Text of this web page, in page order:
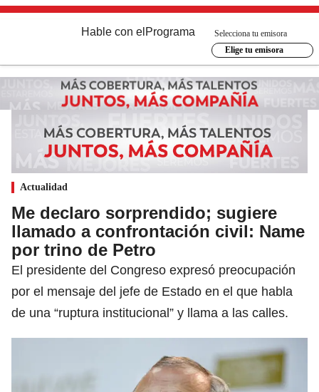
Hable con el Programa
Selecciona tu emisora
Elige tu emisora
Actualidad
Me declaro sorprendido; sugiere
llamado a confrontación civil: Name
por trino de Petro
El presidente del Congreso expresó preocupación
por el mensaje del jefe de Estado en el que habla
de una “ruptura institucional” y llama a las calles.